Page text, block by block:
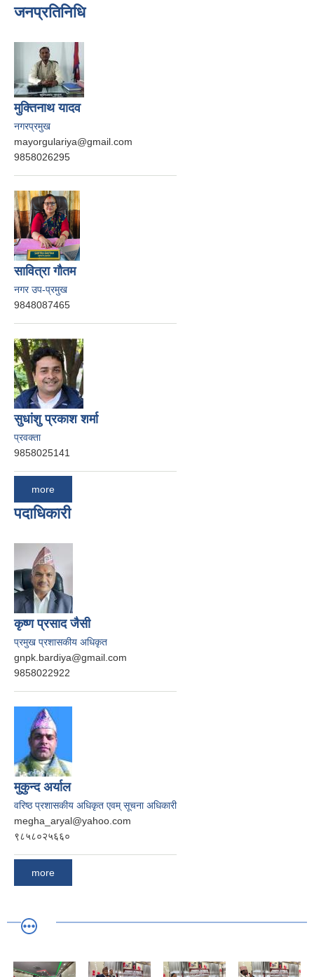
जनप्रतिनिधि
मुक्तिनाथ यादव
नगरप्रमुख
mayorgulariya@gmail.com
9858026295
सावित्रा गौतम
नगर उप-प्रमुख
9848087465
सुधांशु प्रकाश शर्मा
प्रवक्ता
9858025141
more
पदाधिकारी
कृष्ण प्रसाद जैसी
प्रमुख प्रशासकीय अधिकृत
gnpk.bardiya@gmail.com
9858022922
मुकुन्द अर्याल
वरिष्ठ प्रशासकीय अधिकृत एवम् सूचना अधिकारी
megha_aryal@yahoo.com
९८५८०२५६६०
more